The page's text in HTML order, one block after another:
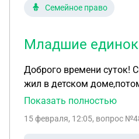
Семейное право
Младшие
Доброго времени суток!
жил в детском доме,потом пару лет у опекунов,
Кто имеет право на
Показать полностью
15 февраля, 12:05, вопрос